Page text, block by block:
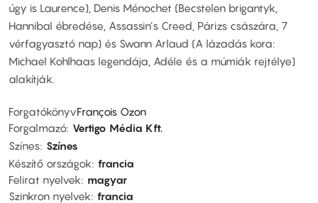
úgy is Laurence), Denis Ménochet (Becstelen brigantyk,
Hannibal ébredése, Assassin’s Creed, Párizs császára, 7
vérfagyasztó nap) és Swann Arlaud (A lázadás kora:
Michael Kohlhaas legendája, Adéle és a múmiák rejtélye)
alakítják.
ForgatókönyvFrançois Ozon
Forgalmazó Vertigo Média Kft.
Színes Színes
Készítő országok francia
Felirat nyelvek
magyar
Szinkron nyelvek francia